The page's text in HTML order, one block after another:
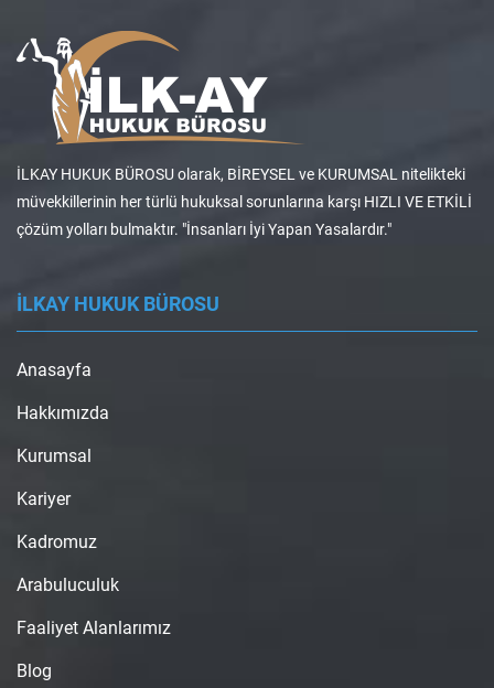
İLKAY HUKUK BÜROSU olarak, BİREYSEL ve KURUMSAL nitelikteki
müvekkillerinin her türlü hukuksal sorunlarına karşı HIZLI VE ETKİLİ
çözüm yolları bulmaktır. "İnsanları İyi Yapan Yasalardır."
İLKAY HUKUK BÜROSU
Anasayfa
Hakkımızda
Kurumsal
Kariyer
Kadromuz
Arabuluculuk
Faaliyet Alanlarımız
Blog